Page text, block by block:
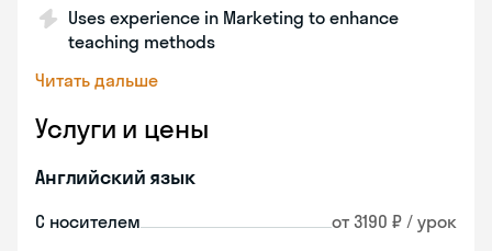
Uses experience in Marketing to enhance
teaching methods
Читать дальше
Услуги и цены
Английский язык
С носителем от 3190 ₽ / урок